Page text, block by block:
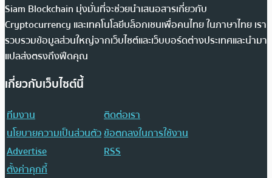
Siam Blockchain มุ่งมั่นที่จะช่วยนำเสนอสารเกี่ยวกับ
Cryptocurrency และเทคโนโลยีบล็อกเชนเพื่อคนไทย ในภาษาไทย เรา
รวบรวมข้อมูลส่วนใหญ่จากเว็บไซต์และเว็บบอร์ดต่างประเทศและนำมา
แปลส่งตรงถึงฟีดคุณ
เกี่ยวกับเว็บไซต์นี้
ทีมงาน
ติดต่อเรา
นโยบายความเป็นส่วนตัวข้อตกลงในการใช้งาน
Advertise
RSS
ตั้งค่าคุกกี้